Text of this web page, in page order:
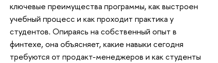
ключевые преимущества программы, как выстроен
учебный процесс и как проходит практика у
студентов. Опираясь на собственный опыт в
финтехе, она объясняет, какие навыки сегодня
требуются от продакт-менеджеров и как студенты